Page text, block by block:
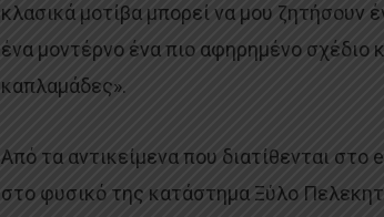
κλασικά μοτίβα μπορεί να μου ζητήσουν
ένα μοντέρνο ένα πιο αφηρημένο σχέδιο
καπλαμάδες».
Από τα αντικείμενα που διατίθενται στο
στο φυσικό της κατάστημα Ξύλο